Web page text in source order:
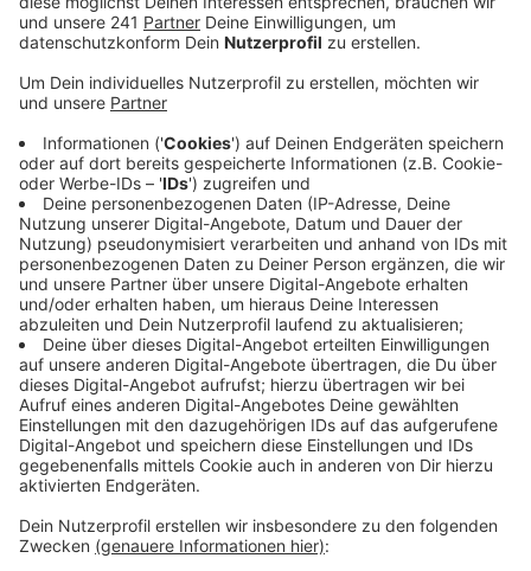
kam ein anderes Auto, bei dem saß ein 60-Jähriger
am Steuer.
Veröffentlicht:Donnerstag, 19.02.2026 11:41
Anzeige
Zwei Autos stießen zusammen - was genau
bei dem schweren Unfall passierte, muss
noch ermittelt werden
Anzeige
Was dann genau passierte, ist weiterhin unklar, aber
beide Autos stießen zusammen. Beide Fahrer wurden
eingeklemmt. Der 60-Jährige wurde schwer verletzt,
ist nun im Krankenhaus. Im Einsatz war auch ein
spezielles Unfall-Team der Polizei Euskirchen. Die